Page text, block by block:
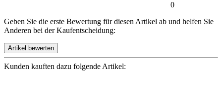
0
Geben Sie die erste Bewertung für diesen Artikel ab und helfen Sie
Anderen bei der Kaufentscheidung:
Kunden kauften dazu folgende Artikel: